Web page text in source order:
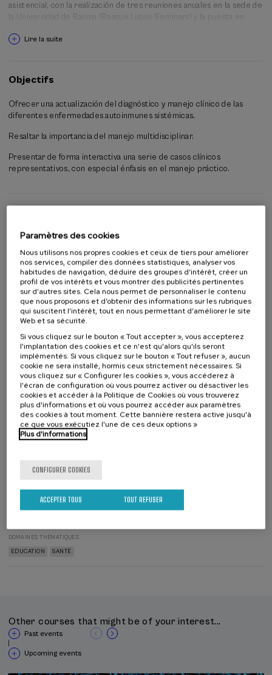
asistencial, con la realización de tres reuniones anuales en la sede de
la Universidad de Baiona (Basque Lupus Seminars) y la puesta en
Cruces y Lupus Bordeaux.
espacio para el debate entre ponentes y asistentes. Se incluye, una
última jornada, como colofón al curso. También se pretende
mantener el formato horario, el cual abarca la tarde del viernes y la
mañana del sábado, para facilitar la asistencia de participantes, en su
mayoría profesionales de la medicina de diferentes hospitales
españoles.
Una vez más, el enfoque del Curso de Verano será eminentemente
la perspectiva de género, tan necesaria en la medicina en general y,
mujeres.
Lire la suite
Objectifs
Ofrecer una actualización del diagnóstico y manejo clínico de las
diferentes enfermedades autoinmunes sistémicas.
Resaltar la importancia del manejo multidisciplinar.
Presentar de forma interactiva una serie de casos clínicos
representativos, con especial énfasis en el manejo práctico.
Étudiants universitaires
Professionnels
En collaboration avec
Date d'échéance
Liste
d'attente
Enrollment deadline completed
Directeur(-
trice)
cours
DIRECTEUR(-TRICE) DU COURS
Guillermo Ruiz Irastorza
UPV/EHU
Reconnaissance officielle par l'État: 20 heures
Cours en ligne en direct
En personne
DOMAINES THÉMATIQUES
EDUCATION SANTÉ
Other courses that might be of your interest...
Past events
Upcoming events
Paramètres des cookies
Nous utilisons nos propres cookies et ceux de tiers pour améliorer
nos services, compiler des données statistiques, analyser vos
habitudes de navigation, déduire des groupes d’intérêt, créer un
profil de vos intérêts et vous montrer des publicités pertinentes
sur d’autres sites. Cela nous permet de personnaliser le contenu
que nous proposons et d’obtenir des informations sur les rubriques
qui suscitent l’intérêt, tout en nous permettant d’améliorer le site
Web et sa sécurité.
Si vous cliquez sur le bouton « Tout accepter », vous accepterez
l'implantation des cookies et ce n'est qu'alors qu'ils seront
implémentés. Si vous cliquez sur le bouton « Tout refuser », aucun
cookie ne sera installé, hormis ceux strictement nécessaires. Si
vous cliquez sur « Configurer les cookies », vous accéderez à
l'écran de configuration où vous pourrez activer ou désactiver les
cookies et accéder à la Politique de Cookies où vous trouverez
plus d'informations et où vous pourrez accéder aux paramètres
des cookies à tout moment. Cette bannière restera active jusqu'à
ce que vous exécutiez l'une de ces deux options »
Plus d'informations
CONFIGURER COOKIES
TOUT REFUSER
ACCEPTER TOUS